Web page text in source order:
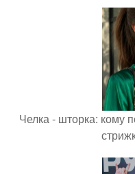
Челка - шторка: кому